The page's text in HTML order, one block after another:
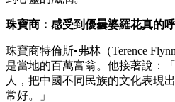
珠寶商：感受到優曇婆羅花真的
珠寶商特倫斯•弗林（Terence
是當地的百萬富翁。他接著說：
人，把中國不同民族的文化表現
常好。」